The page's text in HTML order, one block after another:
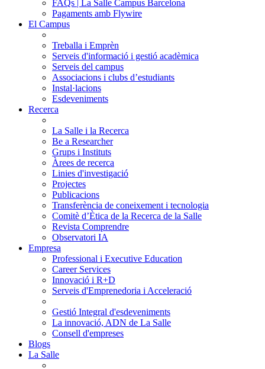
FAQs | La Salle Campus Barcelona
Pagaments amb Flywire
El Campus
Treballa i Emprèn
Serveis d'informació i gestió acadèmica
Serveis del campus
Associacions i clubs d’estudiants
Instal·lacions
Esdeveniments
Recerca
La Salle i la Recerca
Be a Researcher
Grups i Instituts
Àrees de recerca
Linies d'investigació
Projectes
Publicacions
Transferència de coneixement i tecnologia
Comitè d’Ètica de la Recerca de la Salle
Revista Comprendre
Observatori IA
Empresa
Professional i Executive Education
Career Services
Innovació i R+D
Serveis d'Emprenedoria i Acceleració
Gestió Integral d'esdeveniments
La innovació, ADN de La Salle
Consell d'empreses
Blogs
La Salle